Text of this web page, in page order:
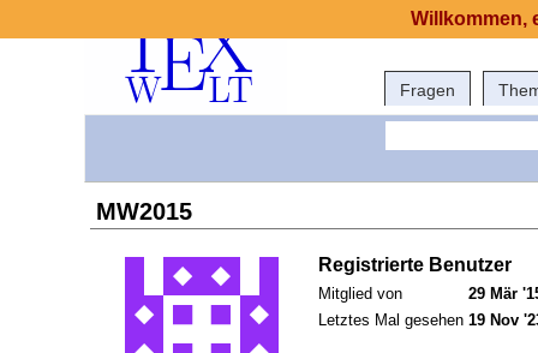
Fragen
MW2015
Registrierte Benutzer
Mitglied von
29 Mär
Letztes Mal gesehen 19 Nov
Willkommen,